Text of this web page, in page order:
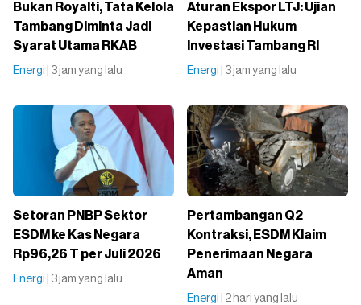
Bukan Royalti, Tata Kelola
Tambang Diminta Jadi
Syarat Utama RKAB
Energi | 3 jam yang lalu
Aturan Ekspor LTJ: Ujian
Kepastian Hukum
Investasi Tambang RI
Energi | 3 jam yang lalu
Setoran PNBP Sektor
ESDM ke Kas Negara
Rp96,26 T per Juli 2026
Energi | 3 jam yang lalu
Pertambangan Q2
Kontraksi, ESDM Klaim
Penerimaan Negara
Aman
Energi | 2 hari yang lalu